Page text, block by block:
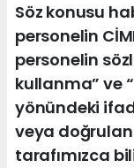
Söz konusu
personelin
personelin
kullanma” ve
yönündeki
veya
tarafımızca